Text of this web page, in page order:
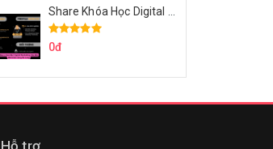
0đ
Hỗ trợ